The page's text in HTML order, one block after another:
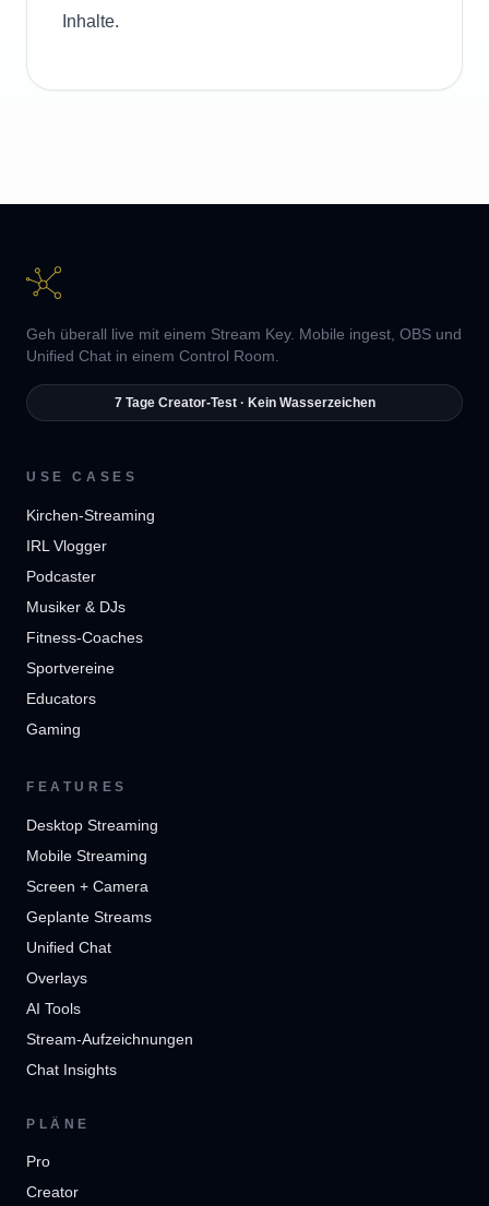
Inhalte.
Geh überall live mit einem Stream Key. Mobile ingest, OBS und
Unified Chat in einem Control Room.
7 Tage Creator-Test · Kein Wasserzeichen
USE CASES
Kirchen-Streaming
IRL Vlogger
Podcaster
Musiker & DJs
Fitness-Coaches
Sportvereine
Educators
Gaming
FEATURES
Desktop Streaming
Mobile Streaming
Screen + Camera
Geplante Streams
Unified Chat
Overlays
AI Tools
Stream-Aufzeichnungen
Chat Insights
PLÄNE
Pro
Creator